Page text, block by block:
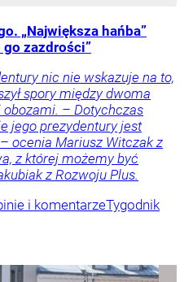
„Największa hańba”
go zazdrości”
nic nie wskazuje na to,
spory między dwoma
– Dotychczas
jego prezydentury jest
ocenia Mariusz Witczak z
z której możemy być
z Rozwoju Plus.
i komentarzeTygodnik